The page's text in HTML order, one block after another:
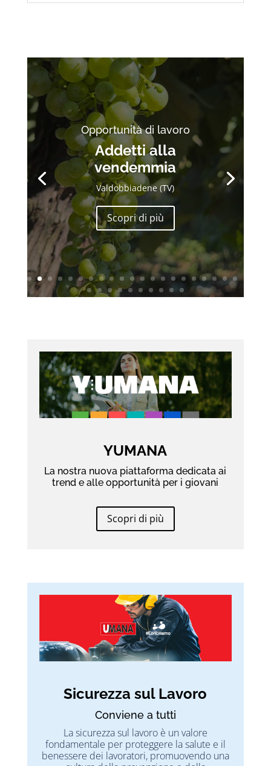
Opportunità di lavoro
Addetti alla
vendemmia
Valdobbiadene (TV)
Scopri di più
YUMANA
La nostra nuova piattaforma dedicata ai
trend e alle opportunità per i giovani
Scopri di più
Sicurezza sul Lavoro
Conviene a tutti
La sicurezza sul lavoro è un valore
fondamentale per proteggere la salute e il
benessere dei lavoratori, promuovendo una